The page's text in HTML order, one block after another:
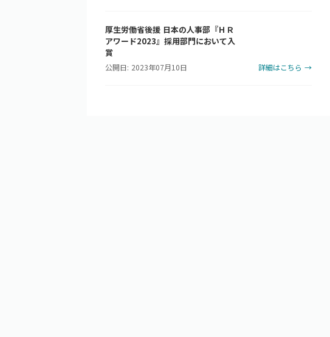
厚生労働省後援 日本の人事部『ＨＲ
アワード2023』採用部門において入
賞
公開日: 2023年07月10日 詳細はこちら →